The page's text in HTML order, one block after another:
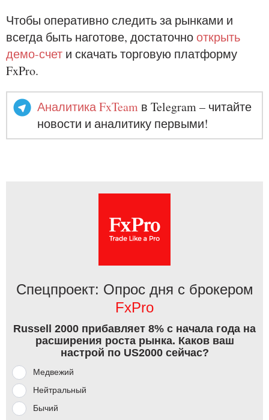
Чтобы оперативно следить за рынками и
всегда быть наготове, достаточнооткрыть
демо-счет и скачать торговую платформу
FxPro.
Аналитика FxTeam в Telegram – читайте
новости и аналитику первыми!
Спецпроект: Опрос дня с брокером
FxPro
Russell 2000 прибавляет 8% с начала года на
расширения роста рынка. Каков ваш
настрой по US2000 сейчас?
Медвежий
Нейтральный
Бычий